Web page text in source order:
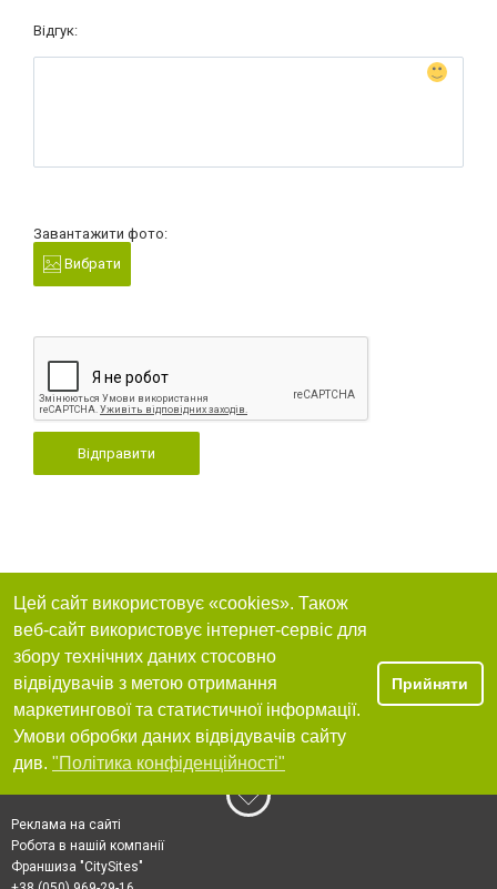
Відгук:
Завантажити фото:
Вибрати
Відправити
Цей сайт використовує «cookies». Також
веб-сайт використовує інтернет-сервіс для
збору технічних даних стосовно
відвідувачів з метою отримання
маркетингової та статистичної інформації.
Умови обробки даних відвідувачів сайту
див. "Політика конфіденційності"
Прийняти
Реклама на сайті
Робота в нашій компанії
Франшиза "CitySites"